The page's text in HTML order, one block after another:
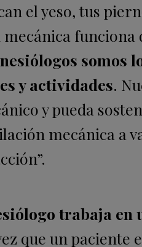
el yeso, tus
somos
y actividades.
y pueda
mecánica a
trabaja
que un paciente